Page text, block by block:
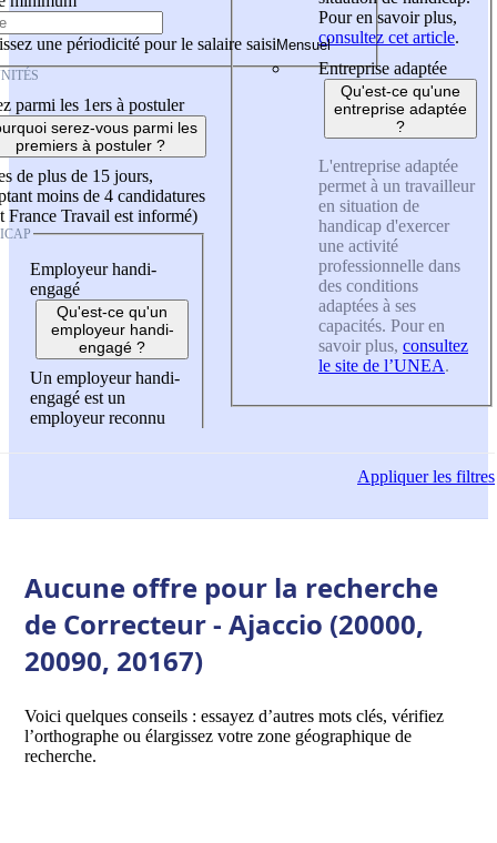
une périodicité pour le salaire saisi
parmi les 1ers à postuler
serez-vous parmi les
premiers à postuler ?
de plus de 15 jours,
moins de 4 candidatures
France Travail est informé)
Employeur handi-
engagé
Qu'est-ce qu'un
employeur handi-
engagé ?
Un employeur handi-
engagé est un
employeur reconnu
Pour en savoir plus,
consultez cet article.
Entreprise adaptée
Qu'est-ce qu'une
entreprise adaptée
?
L'entreprise adaptée
permet à un travailleur
en situation de
handicap d'exercer
une activité
professionnelle dans
des conditions
adaptées à ses
capacités. Pour en
savoir plus, consultez
le site de l’UNEA.
Appliquerles filtres
Aucune offre pour la recherche
de Correcteur - Ajaccio (20000,
20090, 20167)
Voici quelques conseils : essayez d’autres mots clés, vérifiez
l’orthographe ou élargissez votre zone géographique de
recherche.